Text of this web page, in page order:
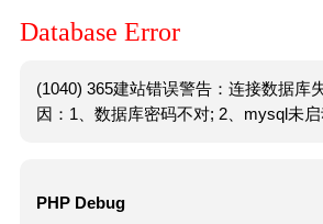
Database Error
(1040) 365建站错误警告：连接数据库
因：1、数据库密码不对; 2、mysql未启
PHP Debug